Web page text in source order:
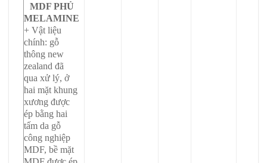
MDF PHỦ
MELAMINE
+ Vật liệu
chính: gỗ
thông new
zealand đã
qua xử lý, ở
hai mặt khung
xương được
ép bằng hai
tấm da gỗ
công nghiệp
MDF, bề mặt